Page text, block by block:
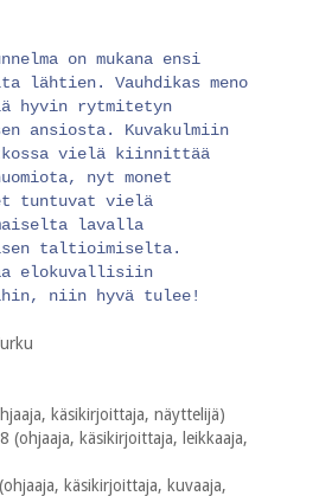
on mukana ensi
lähtien. Vauhdikas meno
hyvin rytmitetyn
ansiosta. Kuvakulmiin
vielä kiinnittää
nyt monet
tuntuvat vielä
lavalla
taltioimiselta.
elokuvallisiin
niin hyvä tulee!
käsikirjoittaja, näyttelijä)
(ohjaaja, käsikirjoittaja, leikkaaja,
käsikirjoittaja, kuvaaja,